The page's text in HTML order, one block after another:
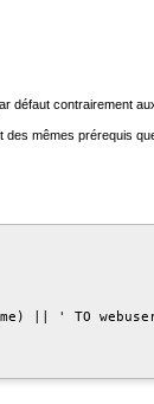
défaut contrairement
mêmes prérequis
|| ' TO